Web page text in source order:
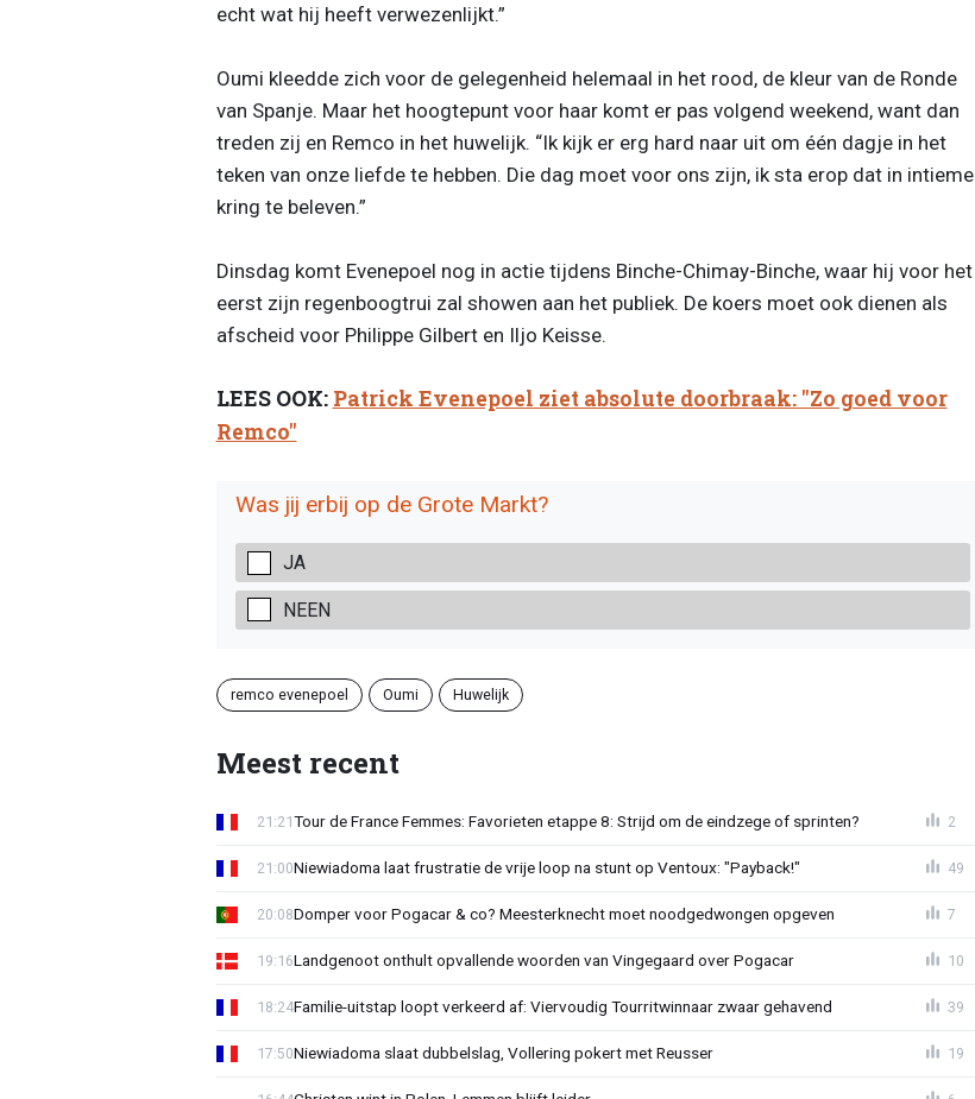
echt wat hij heeft verwezenlijkt.”
Oumi kleedde zich voor de gelegenheid helemaal in het rood, de kleur van de Ronde
van Spanje. Maar het hoogtepunt voor haar komt er pas volgend weekend, want dan
treden zij en Remco in het huwelijk. “Ik kijk er erg hard naar uit om één dagje in het
teken van onze liefde te hebben. Die dag moet voor ons zijn, ik sta erop dat in intieme
kring te beleven.”
Dinsdag komt Evenepoel nog in actie tijdens Binche-Chimay-Binche, waar hij voor het
eerst zijn regenboogtrui zal showen aan het publiek. De koers moet ook dienen als
afscheid voor Philippe Gilbert en Iljo Keisse.
LEES OOK: Patrick Evenepoel ziet absolute doorbraak: "Zo goed voor
Remco"
Was jij erbij op de Grote Markt?
JA
NEEN
remco evenepoel Oumi Huwelijk
Meest recent
Tour de France Femmes: Favorieten etappe 8: Strijd om de eindzege of sprinten?
21:21 2
Niewiadoma laat frustratie de vrije loop na stunt op Ventoux: "Payback!"
21:00 49
Domper voor Pogacar & co? Meesterknecht moet noodgedwongen opgeven
20:08 7
Landgenoot onthult opvallende woorden van Vingegaard over Pogacar
19:16 10
Familie-uitstap loopt verkeerd af: Viervoudig Tourritwinnaar zwaar gehavend
18:24 39
Niewiadoma slaat dubbelslag, Vollering pokert met Reusser
17:50 19